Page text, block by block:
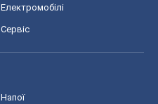
Електромобілі
Сервіс
Напої